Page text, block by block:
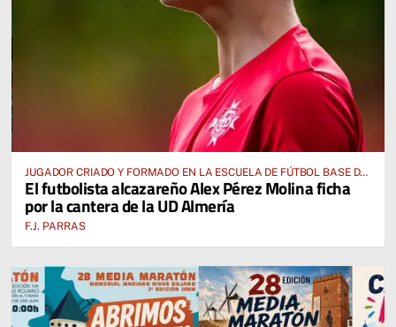
JUGADOR CRIADO Y FORMADO EN LA ESCUELA DE FÚTBOL BASE DE
ALCÁZAR DE SAN JUAN
El futbolista alcazareño Alex Pérez Molina ficha
por la cantera de la UD Almería
F.J. PARRAS